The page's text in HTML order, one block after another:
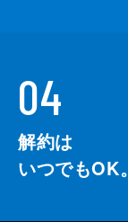
04
解約は
いつでもOK。